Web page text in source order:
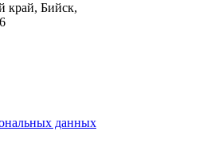
край, Бийск,
данных